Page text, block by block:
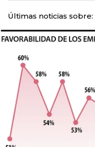
Últimas noticias sobre: